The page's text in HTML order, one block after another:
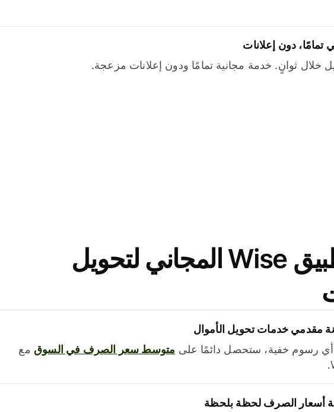
تمامًا، دون إعلانات
خلال ثوانٍ. خدمة مجانية تمامًا ودون إعلانات مزعجة.
نزّل تطبيق Wise المجاني لتحويل
مقدمي خدمات تحويل الأموال
رسوم خفية، ستحصل دائمًا على متوسط ​​سعر الصرف في السوق مع
أسعار الصرف لحظة بلحظة